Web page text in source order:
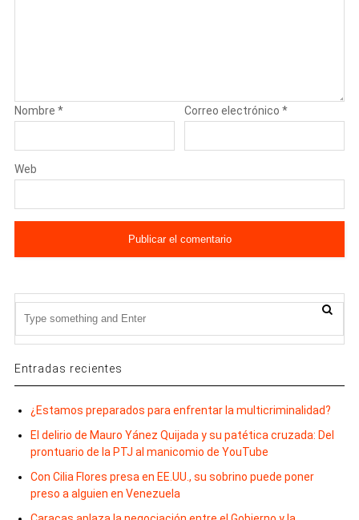
Nombre * Correo electrónico*
Web
Entradas recientes
¿Estamos preparados para enfrentar la multicriminalidad?
El delirio de Mauro Yánez Quijada y su patética cruzada: Del
prontuario de la PTJ al manicomio de YouTube
Con Cilia Flores presa en EE.UU., su sobrino puede poner
preso a alguien en Venezuela